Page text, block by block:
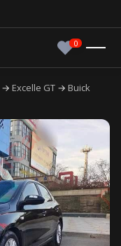
Excelle GT
Buick